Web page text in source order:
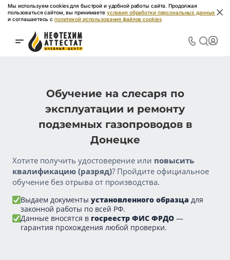
Мы используем cookies для быстрой и удобной работы сайта. Продолжая
пользоваться сайтом, вы принимаете условия обработки персональных данных
и соглашаетесь с политикой использования файлов cookies
Обучение на слесаря по
эксплуатации и ремонту
подземных газопроводов в
Донецке
Хотите получить удостоверение или повысить
квалификацию (разряд)? Пройдите официальное
обучение без отрыва от производства.
Выдаем документы установленного образца для
законной работы по всей РФ.
Данные вносятся в госреестр ФИС ФРДО —
гарантия прохождения любой проверки.